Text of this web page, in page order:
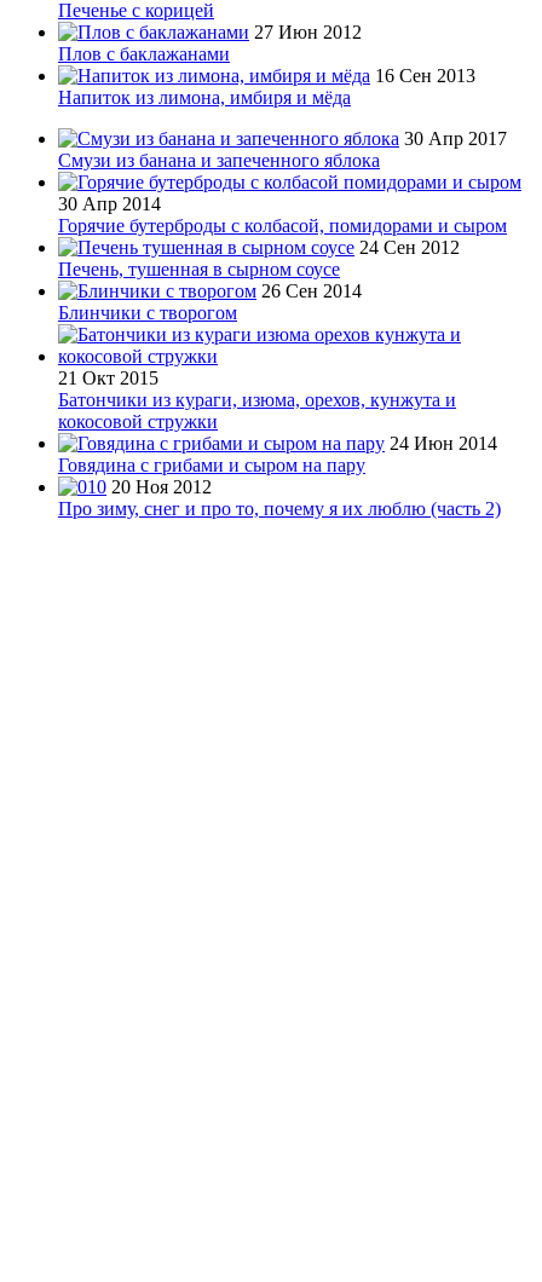
Печенье с корицей
27 Июн 2012
Плов с баклажанами
16 Сен 2013
Напиток из лимона, имбиря и мёда
30 Апр 2017
Смузи из банана и запеченного яблока
30 Апр 2014
Горячие бутерброды с колбасой, помидорами и сыром
24 Сен 2012
Печень, тушенная в сырном соусе
26 Сен 2014
Блинчики с творогом
21 Окт 2015
Батончики из кураги, изюма, орехов, кунжута и
кокосовой стружки
24 Июн 2014
Говядина с грибами и сыром на пару
20 Ноя 2012
Про зиму, снег и про то, почему я их люблю (часть 2)